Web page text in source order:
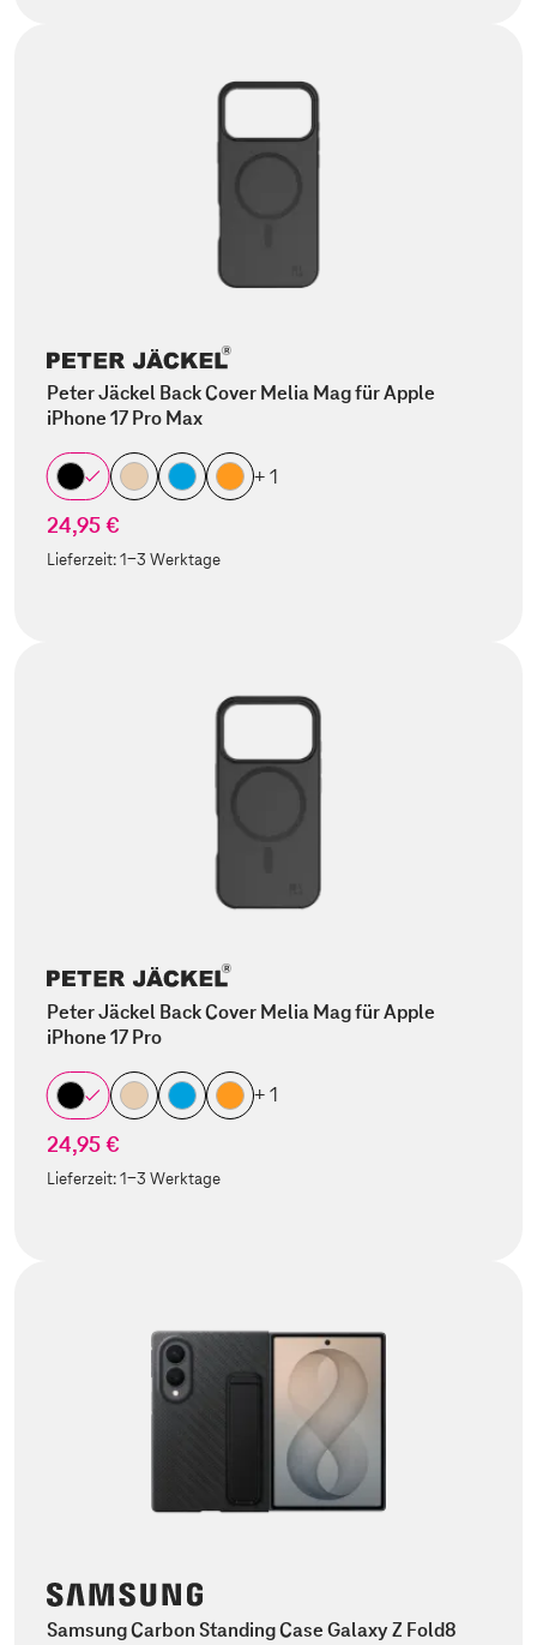
Peter Jäckel Back Cover Melia Mag für Apple
iPhone 17 Pro Max
+ 1
24,95 €
Lieferzeit:1-3 Werktage
Peter Jäckel Back Cover Melia Mag für Apple
iPhone 17 Pro
+ 1
24,95 €
Lieferzeit:1-3 Werktage
Samsung Carbon Standing Case Galaxy Z Fold8